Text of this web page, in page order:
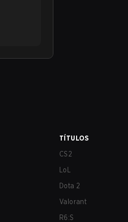
TÍTULOS
CS2
LoL
Dota 2
Valorant
R6:S